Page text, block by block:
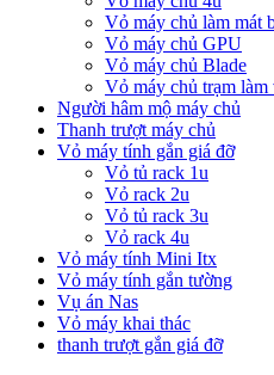
Vỏ máy chủ làm mát
Vỏ máy chủ GPU
Vỏ máy chủ Blade
Vỏ máy chủ trạm làm
Người hâm mộ máy chủ
Thanh trượt máy chủ
Vỏ máy tính gắn giá đỡ
Vỏ tủ rack 1u
Vỏ rack 2u
Vỏ tủ rack 3u
Vỏ rack 4u
Vỏ máy tính Mini Itx
Vỏ máy tính gắn tường
Vụ án Nas
Vỏ máy khai thác
thanh trượt gắn giá đỡ